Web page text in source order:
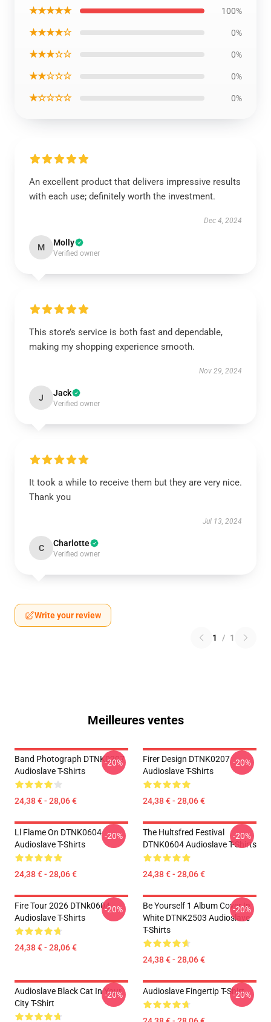
★★★★★ 100%
★★★★☆ 0%
★★★☆☆ 0%
★★☆☆☆ 0%
★☆☆☆☆ 0%
An excellent product that delivers impressive results
with each use; definitely worth the investment.
Dec 4, 2024
M Molly
Verified owner
This store’s service is both fast and dependable,
making my shopping experience smooth.
Nov 29, 2024
J Jack
Verified owner
It took a while to receive them but they are very nice.
Thank you
Jul 13, 2024
C Charlotte
Verified owner
Write your review
1 / 1
Meilleures ventes
Band Photograph DTNK0207
Audioslave T-Shirts
24,38 € - 28,06 €
-20%
Firer Design DTNK0207
Audioslave T-Shirts
24,38 € - 28,06 €
-20%
Ll Flame On DTNK0604
Audioslave T-Shirts
24,38 € - 28,06 €
-20%
The Hultsfred Festival
DTNK0604 Audioslave T-Shirts
24,38 € - 28,06 €
-20%
Fire Tour 2026 DTNk0604
Audioslave T-Shirts
24,38 € - 28,06 €
-20%
Be Yourself 1 Album Cover In
White DTNK2503 Audioslave
T-Shirts
24,38 € - 28,06 €
-20%
Audioslave Black Cat In Your
City T-Shirt
-20% Audioslave Fingertip T-Shirt
-20%